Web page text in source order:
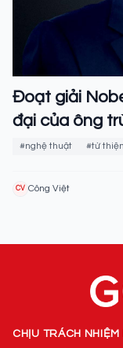
Đoạt giải
đại của ông
#nghệ thuật #từ thiện
CV Công Việt
CHỊU TRÁCH